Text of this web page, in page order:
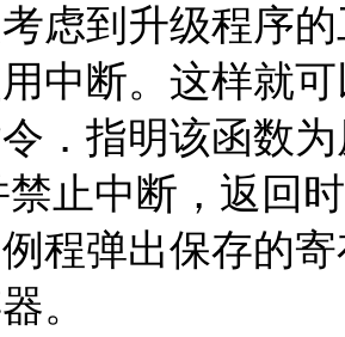
虑到升级程序
中断。这样就
．指明该函数
禁止中断，返回
程弹出保存的
。